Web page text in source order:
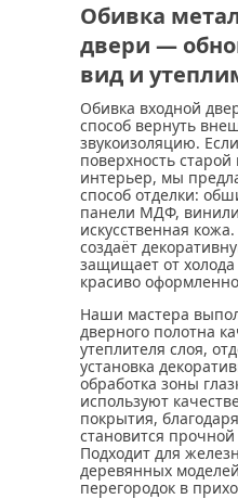
Обивка
двери —
вид и
Обивка входной
способ вернуть
звукоизоляцию.
поверхность
интерьер, мы
способ отделки:
панели МДФ,
искусственная
создаёт
защищает от
красиво
Наши мастера
дверного полотна
утеплителя слоя,
установка
обработка зоны
используют
покрытия,
становится
Подходит для
деревянных
перегородок в